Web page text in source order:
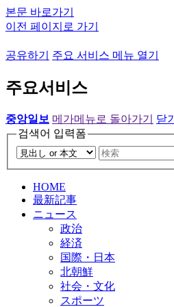
본문 바로가기
이전 페이지로 가기
공유하기 주요 서비스 메뉴 열기
주요서비스
중앙일보 메가메뉴로 돌아가기
닫기
검색어 입력폼
HOME
最新記事
ニュース
政治
経済
国際・日本
北朝鮮
社会・文化
スポーツ